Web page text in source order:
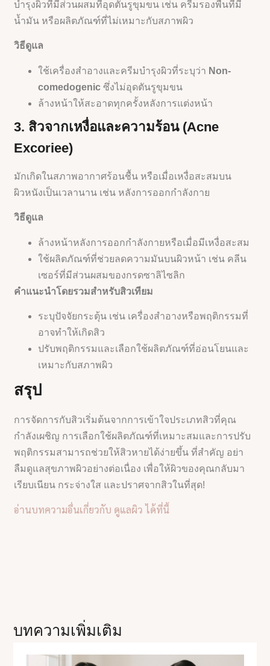
บำรุงผิวที่มีส่วนผสมที่อุดตันรูขุมขน เช่น ครีมรองพื้นที่มี
น้ำมัน หรือผลิตภัณฑ์ที่ไม่เหมาะกับสภาพผิว
วิธีดูแล
ใช้เครื่องสำอางและครีมบำรุงผิวที่ระบุว่า Non-
comedogenic ซึ่งไม่อุดตันรูขุมขน
ล้างหน้าให้สะอาดทุกครั้งหลังการแต่งหน้า
3. สิวจากเหงื่อและความร้อน (Acne
Excoriee)
มักเกิดในสภาพอากาศร้อนชื้น หรือเมื่อเหงื่อสะสมบน
ผิวหนังเป็นเวลานาน เช่น หลังการออกกำลังกาย
วิธีดูแล
ล้างหน้าหลังการออกกำลังกายหรือเมื่อมีเหงื่อสะสม
ใช้ผลิตภัณฑ์ที่ช่วยลดความมันบนผิวหน้า เช่น คลีน
เซอร์ที่มีส่วนผสมของกรดซาลิไซลิก
คำแนะนำโดยรวมสำหรับสิวเทียม
ระบุปัจจัยกระตุ้น เช่น เครื่องสำอางหรือพฤติกรรมที่
อาจทำให้เกิดสิว
ปรับพฤติกรรมและเลือกใช้ผลิตภัณฑ์ที่อ่อนโยนและ
เหมาะกับสภาพผิว
สรุป
การจัดการกับสิวเริ่มต้นจากการเข้าใจประเภทสิวที่คุณ
กำลังเผชิญ การเลือกใช้ผลิตภัณฑ์ที่เหมาะสมและการปรับ
พฤติกรรมสามารถช่วยให้สิวหายได้ง่ายขึ้น ที่สำคัญ อย่า
ลืมดูแลสุขภาพผิวอย่างต่อเนื่อง เพื่อให้ผิวของคุณกลับมา
เรียบเนียน กระจ่างใส และปราศจากสิวในที่สุด!
อ่านบทความอื่นเกี่ยวกับ ดูแลผิว ได้ที่นี้
บทความเพิ่มเติม